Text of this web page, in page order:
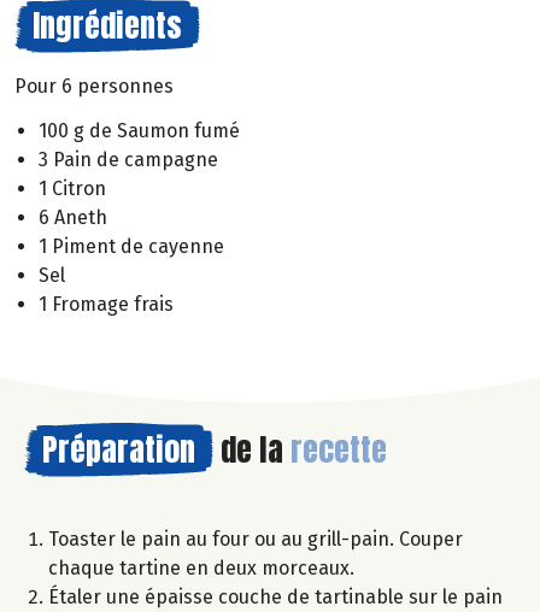
Ingrédients
Pour 6 personnes
100 g de Saumon fumé
3 Pain de campagne
1 Citron
6 Aneth
1 Piment de cayenne
Sel
1 Fromage frais
Préparation de la recette
Toaster le pain au four ou au grill-pain. Couper
chaque tartine en deux morceaux.
Étaler une épaisse couche de tartinable sur le pain